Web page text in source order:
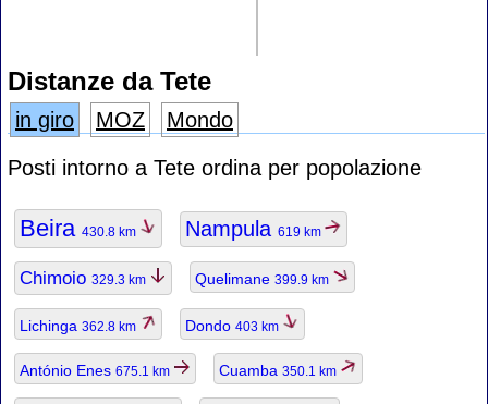
Distanze da Tete
in giro MOZ
Mondo
Posti intorno a Tete ordina per popolazione
Beira 430.8 km Nampula 619 km
Chimoio 329.3 km Quelimane 399.9 km
Lichinga 362.8 km Dondo 403 km
António Enes 675.1 km Cuamba 350.1 km